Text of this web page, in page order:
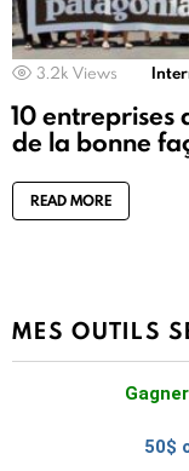
3.2k Views
10
de la bonne
READ MORE
MES OUTILS
50$